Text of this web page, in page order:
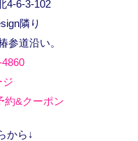
4-6-3-102
隣り
参道沿い。
ジ
約&クーポン
から↓